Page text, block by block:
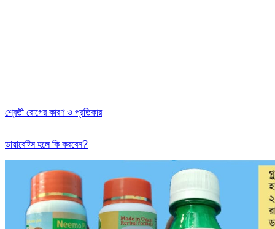
শ্বেতী রোগের কারণ ও প্রতিকার
ডায়াবেট্সি হলে কি করবেন?